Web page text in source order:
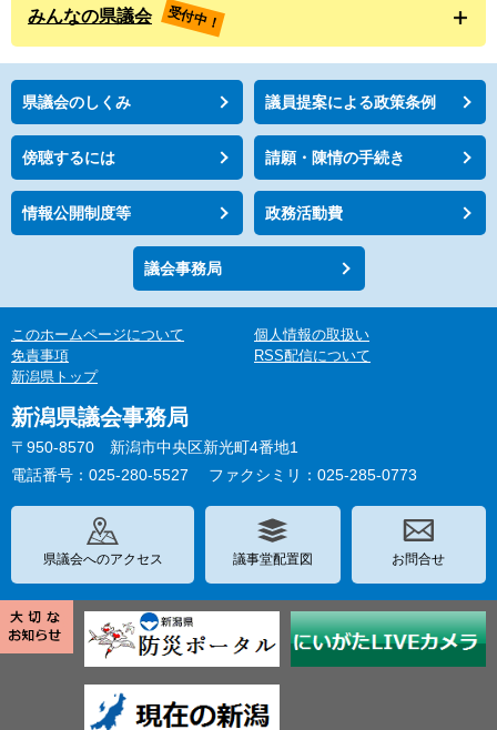
みんなの県議会 受付中！
県議会のしくみ 議員提案による政策条例
傍聴するには 請願・陳情の手続き
情報公開制度等 政務活動費
議会事務局
このホームページについて
個人情報の取扱い
免責事項
RSS配信について
新潟県トップ
新潟県議会事務局
〒950-8570 新潟市中央区新光町4番地1
電話番号：025-280-5527
ファクシミリ：025-285-0773
県議会へのアクセス 議事堂配置図 お問合せ